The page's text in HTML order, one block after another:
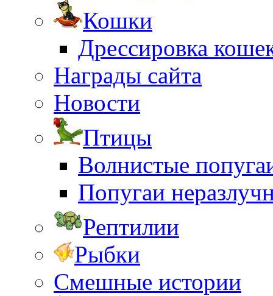
Кошки
Дрессировка
Награды сайта
Новости
Птицы
Волнистые
Попугаи
Рептилии
Рыбки
Смешные истории